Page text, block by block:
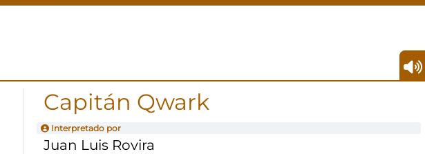
Capitán Qwark
Interpretado por
Juan Luis Rovira